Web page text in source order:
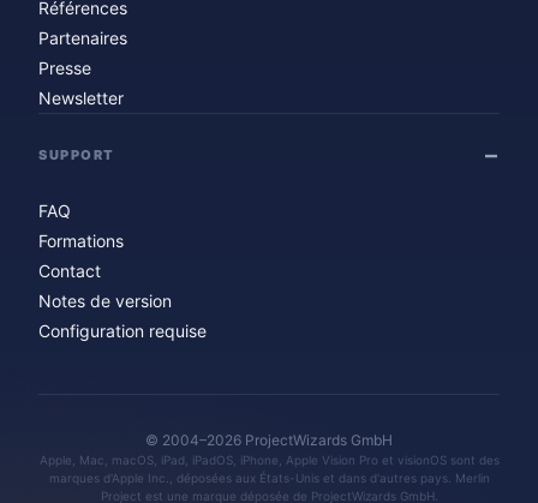
Références
Partenaires
Presse
Newsletter
SUPPORT
FAQ
Formations
Contact
Notes de version
Configuration requise
© 2004–2026 ProjectWizards GmbH
Apple, Mac, macOS, iPad, iPadOS, iPhone, Apple Vision Pro et visionOS sont des
marques d'Apple Inc., déposées aux États-Unis et dans d'autres pays. Merlin
Project est une marque déposée de ProjectWizards GmbH.